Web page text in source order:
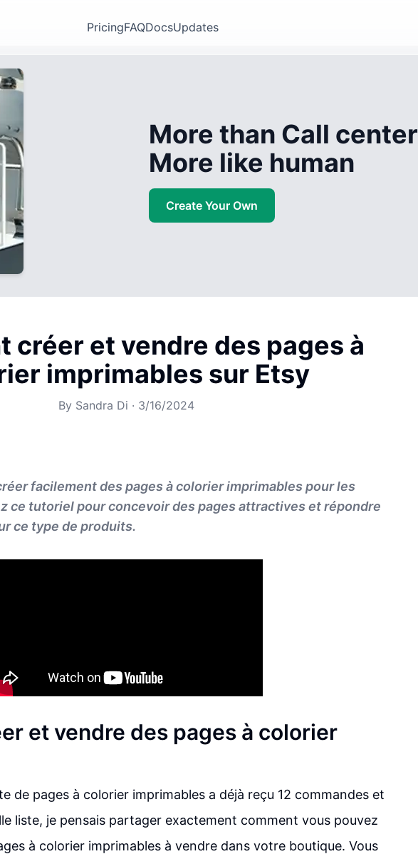
PricingFAQDocsUpdates
More than Call center
More like human
Create Your Own
créer et vendre des pages à
imprimables sur Etsy
By Sandra Di · 3/16/2024
facilement des pages à colorier imprimables pour les
ce tutoriel pour concevoir des pages attractives et répondre
ce type de produits.
et vendre des pages à colorier
de pages à colorier imprimables a déjà reçu 12 commandes et
liste, je pensais partager exactement comment vous pouvez
à colorier imprimables à vendre dans votre boutique. Vous